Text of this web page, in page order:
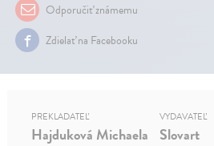
Odporučiť známemu
Zdielať na Facebooku
PREKLADATEĽ
Hajduková Michaela
VYDAVATEĽ
Slovart